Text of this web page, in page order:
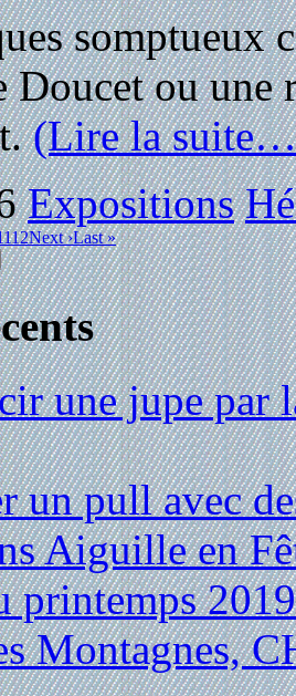
somptueux
Doucet ou
(Lire la
Expositions
12Next ›Last »
une jupe par
un pull avec
Aiguille en
printemps 2019
Montagnes,